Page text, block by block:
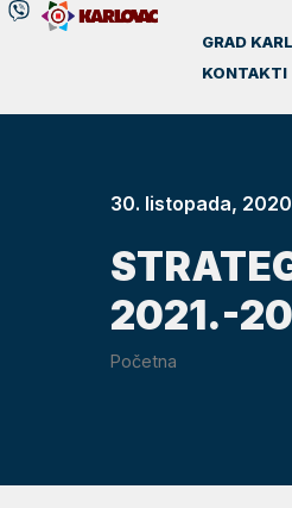
GRAD
KONTAKTI
30. listopada,
2021.-
Početna